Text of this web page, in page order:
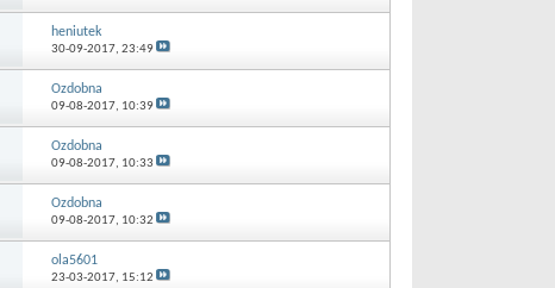
heniutek
30-09-2017, 23:49
Ozdobna
09-08-2017, 10:39
Ozdobna
09-08-2017, 10:33
Ozdobna
09-08-2017, 10:32
ola5601
23-03-2017, 15:12